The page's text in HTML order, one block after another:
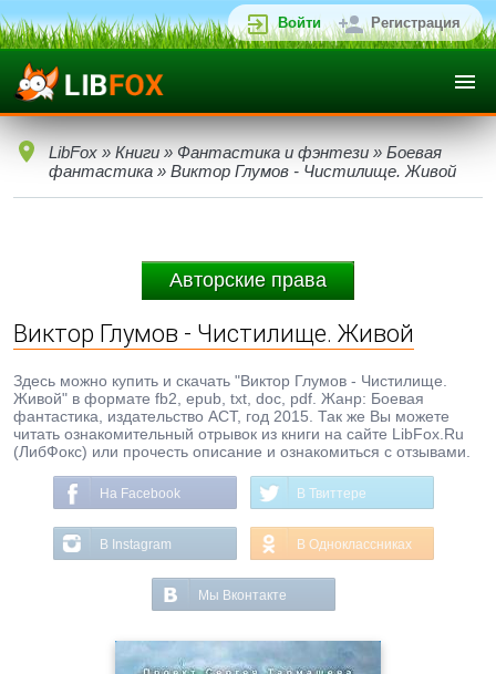
Войти Регистрация
LibFox » Книги » Фантастика и фэнтези » Боевая
фантастика » Виктор Глумов - Чистилище. Живой
Авторские права
Виктор Глумов - Чистилище. Живой
Здесь можно купить и скачать "Виктор Глумов - Чистилище.
Живой" в формате fb2, epub, txt, doc, pdf. Жанр: Боевая
фантастика, издательство АСТ, год 2015. Так же Вы можете
читать ознакомительный отрывок из книги на сайте LibFox.Ru
(ЛибФокс) или прочесть описание и ознакомиться с отзывами.
На Facebook В Твиттере
В Instagram В Одноклассниках
Мы Вконтакте